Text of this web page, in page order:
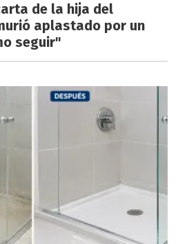
de la hija del
aplastado por un
seguir"